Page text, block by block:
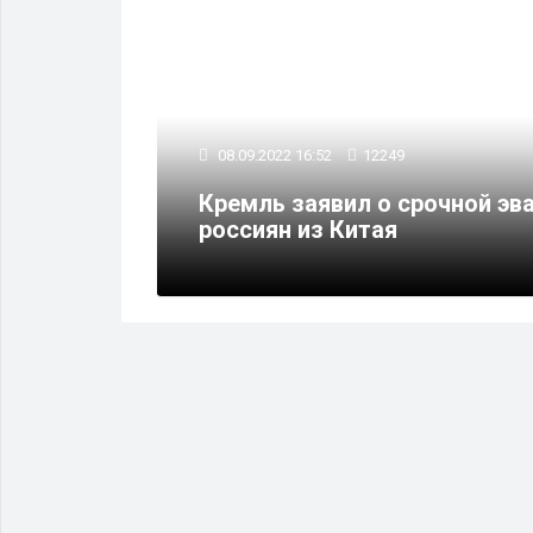
08.09.2022 16:52 12249
Кремль заявил о срочной
россиян из Китая